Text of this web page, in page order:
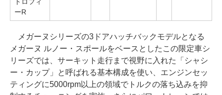
ーR
メガーヌシリーズの3ドアハッチバックモデルとなる
メガーヌ ルノー・スポールをベースとしたこの限定車シ
リーズでは、サーキット走行まで視野に入れた「シャシ
ー・カップ」と呼ばれる基本構成を使い、エンジンセッ
ティングに5000rpm以上の領域でトルクの落ち込みを抑